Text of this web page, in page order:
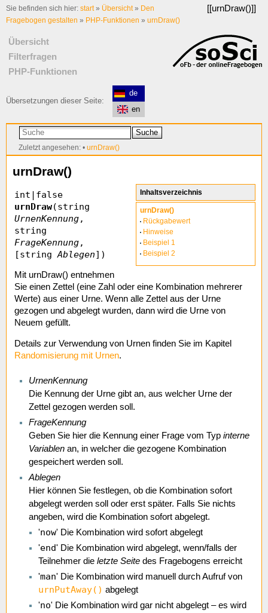
[[urnDraw()]]
Sie befinden sich hier: start» Übersicht» Den
Fragebogen gestalten » PHP-Funktionen » urnDraw()
Übersicht
Filterfragen
PHP-Funktionen
Übersetzungen dieser Seite:
de
en
Suche
Zuletzt angesehen: • urnDraw()
Inhaltsverzeichnis
urnDraw()
Rückgabewert
Hinweise
Beispiel 1
Beispiel 2
urnDraw()
int|false
urnDraw(string
UrnenKennung,
string
FrageKennung,
[string Ablegen])
Mit urnDraw() entnehmen
Sie einen Zettel (eine Zahl oder eine Kombination mehrerer
Werte) aus einer Urne. Wenn alle Zettel aus der Urne
gezogen und abgelegt wurden, dann wird die Urne von
Neuem gefüllt.
Details zur Verwendung von Urnen finden Sie im Kapitel
Randomisierung mit Urnen.
UrnenKennung
Die Kennung der Urne gibt an, aus welcher Urne der
Zettel gezogen werden soll.
FrageKennung
Geben Sie hier die Kennung einer Frage vom Typ interne
Variablen an, in welcher die gezogene Kombination
gespeichert werden soll.
Ablegen
Hier können Sie festlegen, ob die Kombination sofort
abgelegt werden soll oder erst später. Falls Sie nichts
angeben, wird die Kombination sofort abgelegt.
'now' Die Kombination wird sofort abgelegt
'end' Die Kombination wird abgelegt, wenn/falls der
Teilnehmer die letzte Seite des Fragebogens erreicht
'man' Die Kombination wird manuell durch Aufruf von
urnPutAway() abgelegt
'no' Die Kombination wird gar nicht abgelegt – es wird